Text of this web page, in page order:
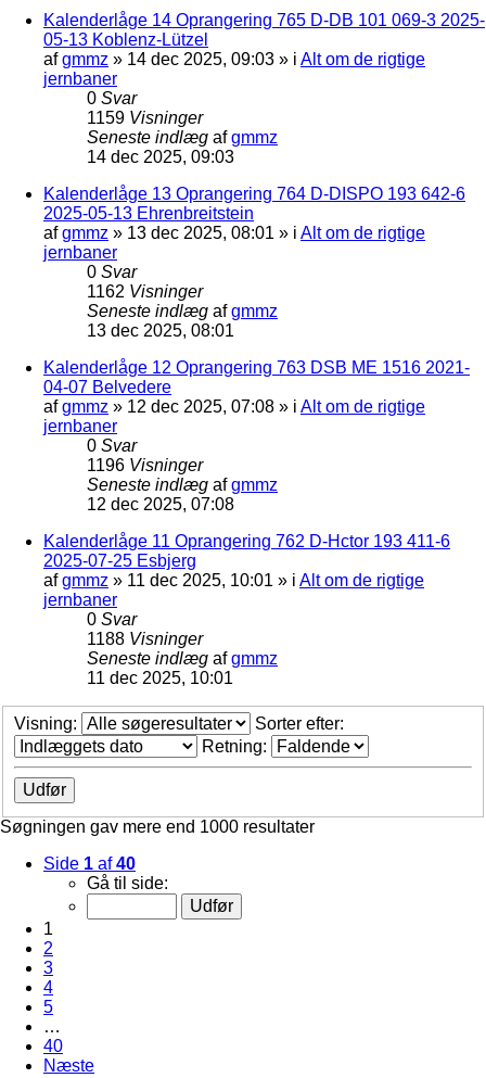
Kalenderlåge 14 Oprangering 765 D-DB 101 069-3 2025-
05-13 Koblenz-Lützel
afgmmz » 14 dec 2025, 09:03 » i Alt om de rigtige
jernbaner
0 Svar
1159 Visninger
Seneste indlæg afgmmz
14 dec 2025, 09:03
Kalenderlåge 13 Oprangering 764 D-DISPO 193 642-6
2025-05-13 Ehrenbreitstein
afgmmz » 13 dec 2025, 08:01 » i Alt om de rigtige
jernbaner
0 Svar
1162 Visninger
Seneste indlæg afgmmz
13 dec 2025, 08:01
Kalenderlåge 12 Oprangering 763 DSB ME 1516 2021-
04-07 Belvedere
afgmmz » 12 dec 2025, 07:08 » i Alt om de rigtige
jernbaner
0 Svar
1196 Visninger
Seneste indlæg afgmmz
12 dec 2025, 07:08
Kalenderlåge 11 Oprangering 762 D-Hctor 193 411-6
2025-07-25 Esbjerg
afgmmz » 11 dec 2025, 10:01 » i Alt om de rigtige
jernbaner
0 Svar
1188 Visninger
Seneste indlæg afgmmz
11 dec 2025, 10:01
Visning:
Sorter efter:
Retning:
Søgningen gav mere end 1000 resultater
Side 1 af40
Gå til side:
1
2
3
4
5
…
40
Næste